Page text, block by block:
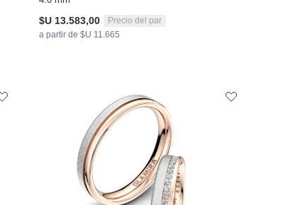
$U 13.583,00
Precio del par
a partir de $U 11.665